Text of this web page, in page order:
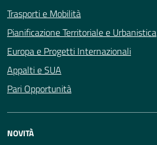
Trasporti e Mobilità
Pianificazione Territoriale e Urbanistica
Europa e Progetti Internazionali
Appalti e SUA
Pari Opportunità
NOVITÀ